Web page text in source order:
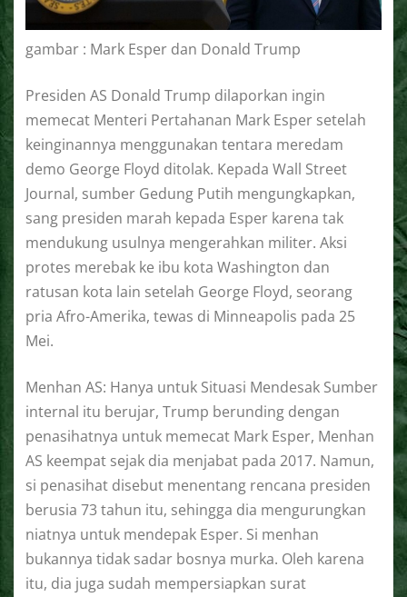
gambar : Mark Esper dan Donald Trump
Presiden AS Donald Trump dilaporkan ingin
memecat Menteri Pertahanan Mark Esper setelah
keinginannya menggunakan tentara meredam
demo George Floyd ditolak. Kepada Wall Street
Journal, sumber Gedung Putih mengungkapkan,
sang presiden marah kepada Esper karena tak
mendukung usulnya mengerahkan militer. Aksi
protes merebak ke ibu kota Washington dan
ratusan kota lain setelah George Floyd, seorang
pria Afro-Amerika, tewas di Minneapolis pada 25
Mei.
Menhan AS: Hanya untuk Situasi Mendesak Sumber
internal itu berujar, Trump berunding dengan
penasihatnya untuk memecat Mark Esper, Menhan
AS keempat sejak dia menjabat pada 2017. Namun,
si penasihat disebut menentang rencana presiden
berusia 73 tahun itu, sehingga dia mengurungkan
niatnya untuk mendepak Esper. Si menhan
bukannya tidak sadar bosnya murka. Oleh karena
itu, dia juga sudah mempersiapkan surat